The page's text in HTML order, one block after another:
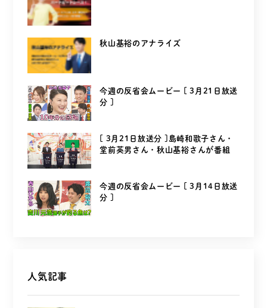
秋山基裕のアナライズ
今週の反省会ムービー [ 3月21日放送
分 ]
[ 3月21日放送分 ]島崎和歌子さん・
堂前英男さん・秋山基裕さんが番組
今週の反省会ムービー [ 3月14日放送
分 ]
人気記事